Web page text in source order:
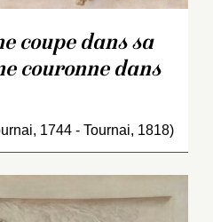
coupe dans sa
couronne dans
1744 - Tournai, 1818)